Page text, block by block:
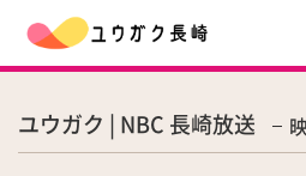
ユウガク | NBC 長崎放送